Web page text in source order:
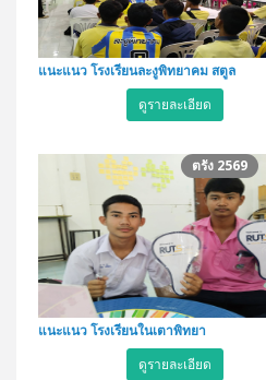
แนะแนว โรงเรียนละงูพิทยาคม สตูล
ดูรายละเอียด
ตรัง 2569
แนะแนว โรงเรียนในเตาพิทยา
ดูรายละเอียด